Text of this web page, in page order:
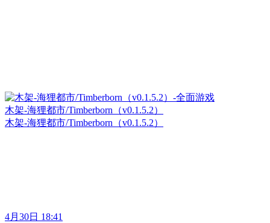
木架-海狸都市/Timberborn（v0.1.5.2）
木架-海狸都市/Timberborn（v0.1.5.2）
4月30日 18:41